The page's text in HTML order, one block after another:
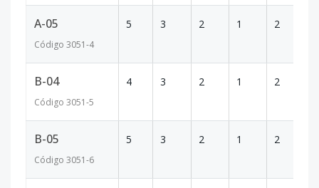
A-05
Código 3051-4
5 3 2 1 2
B-04
Código 3051-5
4 3 2 1 2
B-05
Código 3051-6
5 3 2 1 2